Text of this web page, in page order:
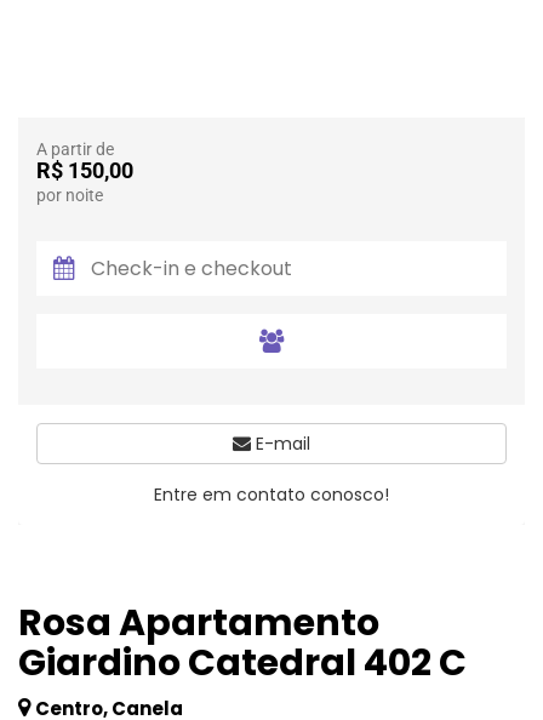
Rosa Apartamento
Giardino Catedral 402 C
Centro, Canela
A partir de
R$ 150,00
por noite
E-mail
Entre em contato conosco!